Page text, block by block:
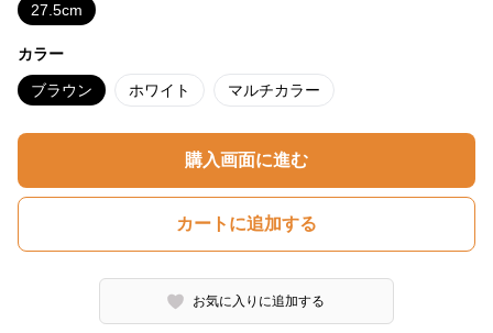
27.5cm
カラー
ブラウン ホワイト マルチカラー
購入画面に進む
カートに追加する
お気に入りに追加する